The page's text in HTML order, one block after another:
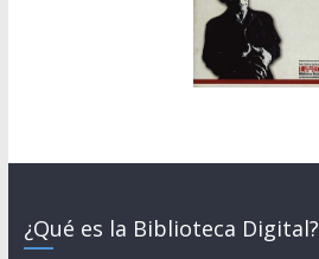
¿Qué es la Biblioteca Digital?